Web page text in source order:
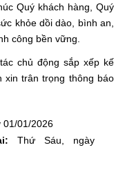
Quý khách hàng, Quý
khỏe dồi dào, bình an,
công bền vững.
chủ động sắp xếp kế
xin trân trọng thông báo
01/01/2026
Thứ Sáu, ngày